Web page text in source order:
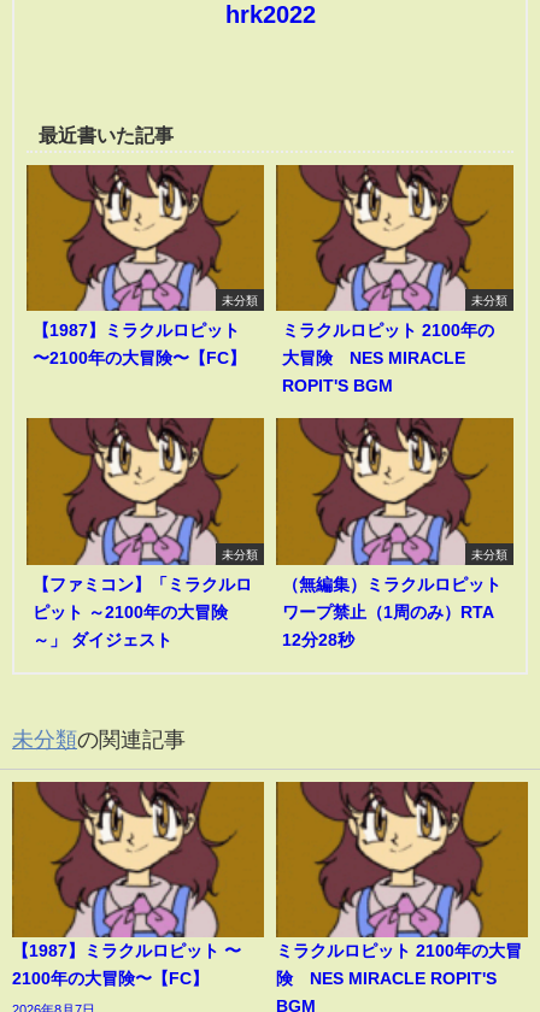
hrk2022
最近書いた記事
未分類
【1987】ミラクルロピット
〜2100年の大冒険〜【FC】
未分類
ミラクルロピット 2100年の
大冒険 NES MIRACLE
ROPIT'S BGM
未分類
【ファミコン】「ミラクルロ
ピット ～2100年の大冒険
～」 ダイジェスト
未分類
（無編集）ミラクルロピット
ワープ禁止（1周のみ）RTA
12分28秒
未分類の関連記事
【1987】ミラクルロピット 〜
2100年の大冒険〜【FC】
ミラクルロピット 2100年の大冒
険 NES MIRACLE ROPIT'S
BGM